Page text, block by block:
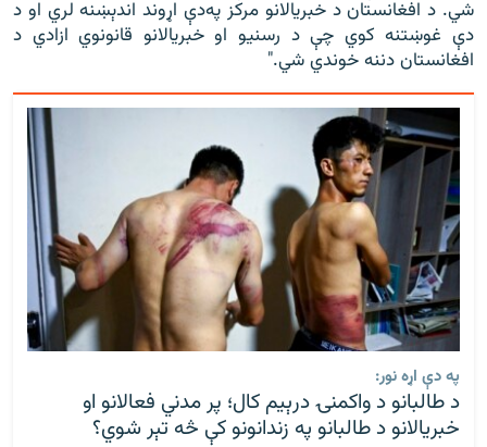
شي. د افغانستان د خبريالانو مرکز په‌دې اړوند اندېښنه لري او د
دې غوښتنه کوي چې د رسنيو او خبريالانو قانونوي ازادي د
افغانستان دننه خوندي شي."
په دې اړه نور:
د طالبانو د واکمنۍ درېيم کال؛ پر مدني فعالانو او
خبریالانو د طالبانو په زندانونو کې څه تېر شوي؟